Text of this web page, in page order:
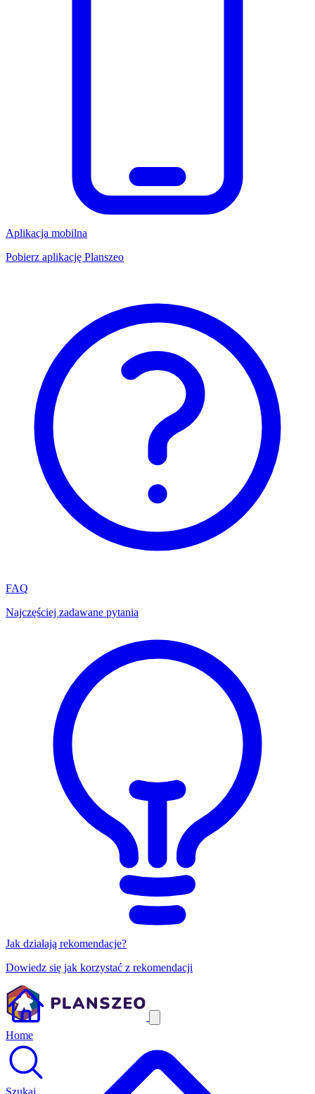
Aplikacja mobilna
Pobierz aplikację Planszeo
FAQ
Najczęściej zadawane pytania
Jak działają rekomendacje?
Dowiedz się jak korzystać z rekomendacji
Home
Szukaj